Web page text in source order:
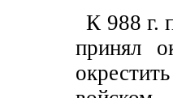
К 988 г.
принял